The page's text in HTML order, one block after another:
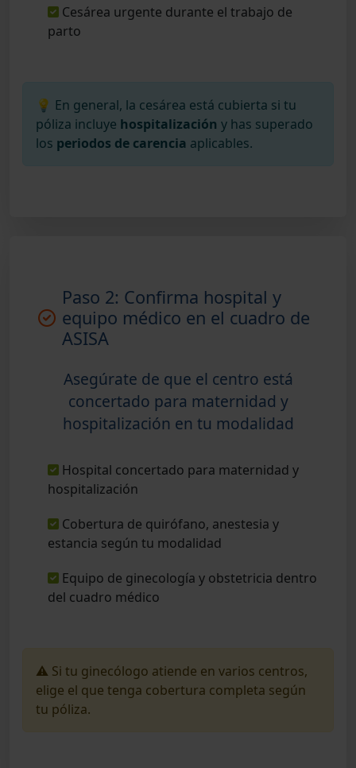
Cesárea urgente durante el trabajo de
parto
💡 En general, la cesárea está cubierta si tu
póliza incluye hospitalización y has superado
los periodos de carencia aplicables.
Paso 2: Confirma hospital y
equipo médico en el cuadro de
ASISA
Asegúrate de que el centro está
concertado para maternidad y
hospitalización en tu modalidad
Hospital concertado para maternidad y
hospitalización
Cobertura de quirófano, anestesia y
estancia según tu modalidad
Equipo de ginecología y obstetricia dentro
del cuadro médico
⚠️ Si tu ginecólogo atiende en varios centros,
elige el que tenga cobertura completa según
tu póliza.